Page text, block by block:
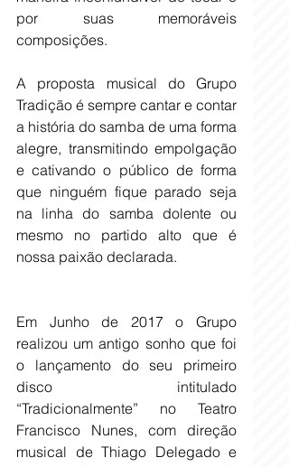
por suas memoráveis
composições.
A proposta musical do Grupo
Tradição é sempre cantar e contar
a história do samba de uma forma
alegre, transmitindo empolgação
e cativando o público de forma
que ninguém fique parado seja
na linha do samba dolente ou
mesmo no partido alto que é
nossa paixão declarada.
Em Junho de 2017 o Grupo
realizou um antigo sonho que foi
o lançamento do seu primeiro
disco intitulado
“Tradicionalmente” no Teatro
Francisco Nunes, com direção
musical de Thiago Delegado e